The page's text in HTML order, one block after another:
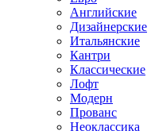
Английские
Дизайнерские
Итальянские
Кантри
Классические
Лофт
Модерн
Прованс
Неоклассика